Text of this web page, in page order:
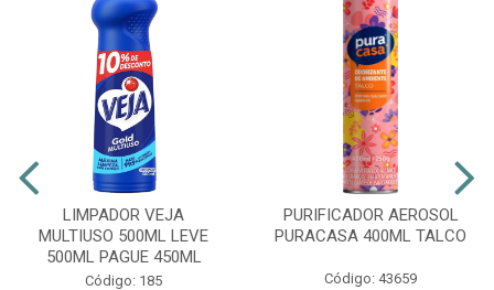
LIMPADOR VEJA
MULTIUSO 500ML LEVE
500ML PAGUE 450ML
Código: 185
PURIFICADOR AEROSOL
PURACASA 400ML TALCO
Código: 43659